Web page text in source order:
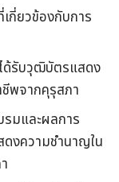
กี่ยวข้องกับการ
ด้รับวุฒิบัตรแสดง
พจากคุรุสภา
มและผลการ
งความชำนาญใน